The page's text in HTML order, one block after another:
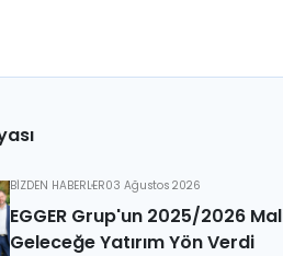
BİZDEN HABERLER03 Ağustos 2026
EGGER Grup'un 2025/2026
Geleceğe Yatırım Yön Verdi